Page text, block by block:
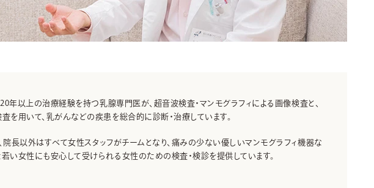
20年以上の治療経験を持つ乳腺専門医が、超音波検査・マンモグラフィによる画像検査と、
を用いて、乳がんなどの疾患を総合的に診断・治療しています。
院長以外はすべて女性スタッフがチームとなり、痛みの少ない優しいマンモグラフィ機器な
い女性にも安心して受けられる女性のための検査・検診を提供しています。